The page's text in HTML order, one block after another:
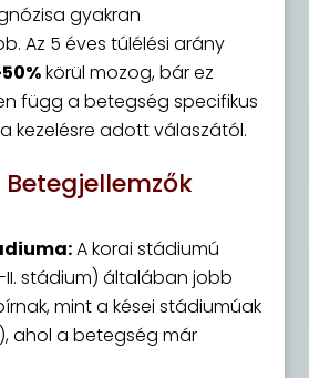
gyakran
Az 5 éves túlélési arány
körül mozog, bár ez
függ a betegség specifikus
kezelésre adott válaszától.
A korai stádiumú
stádium) általában jobb
mint a kései stádiumúak
ahol a betegség már